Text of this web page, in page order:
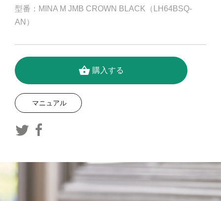
型番：MINA M JMB CROWN BLACK（LH64BSQ-
AN）
shopping_basket 購入する
マニュアル